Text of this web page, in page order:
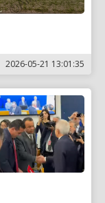
2026-05-21 13:01:35